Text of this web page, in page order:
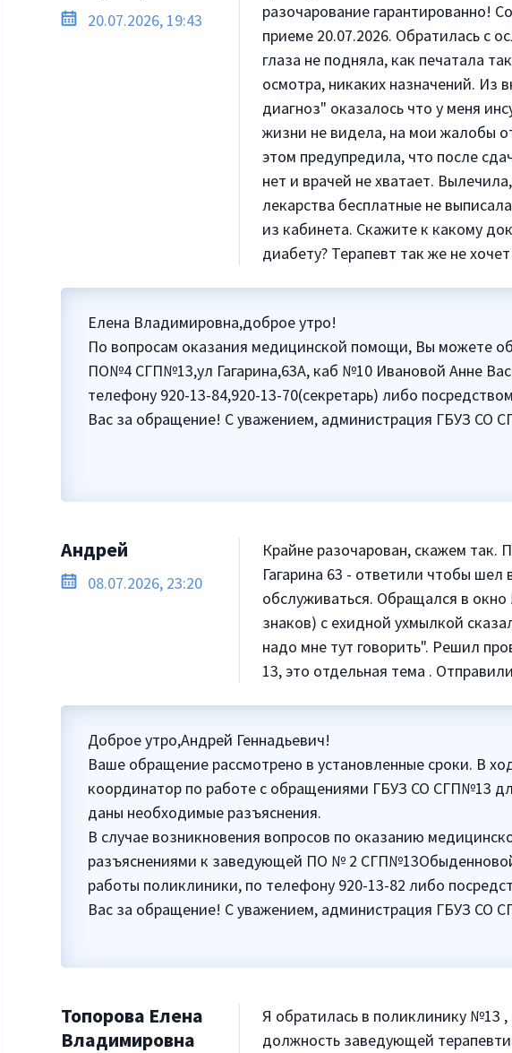
20.07.2026, 19:43
разочарование гарантированно!
приеме 20.07.2026. Обратилась с
глаза не подняла, как печатала
осмотра, никаких назначений. Из
диагноз" оказалось что у меня
жизни не видела, на мои жалобы
этом предупредила, что после
нет и врачей не хватает.
лекарства бесплатные не
из кабинета. Скажите к какому
диабету? Терапевт так же не
Елена Владимировна,доброе утро!
По вопросам оказания медицинской помощи, Вы можете
ПО№4 СГП№13,ул Гагарина,63А, каб №10 Ивановой Анне
телефону 920-13-84,920-13-70(секретарь) либо
Вас за обращение! С уважением, администрация ГБУЗ СО
Андрей
08.07.2026, 23:20
Крайне разочарован, скажем так.
Гагарина 63 - ответили чтобы
обслуживаться. Обращался в
знаков) с ехидной ухмылкой
надо мне тут говорить". Решил
13, это отдельная тема .
Доброе утро,Андрей Геннадьевич!
Ваше обращение рассмотрено в установленные сроки. В
координатор по работе с обращениями ГБУЗ СО СГП№13
даны необходимые разъяснения.
В случае возникновения вопросов по оказанию
разъяснениями к заведующей ПО № 2
работы поликлиники, по телефону 920-13-82 либо
Вас за обращение! С уважением, администрация ГБУЗ СО
Топорова Елена
Владимировна
Я обратилась в поликлинику №13
должность заведующей